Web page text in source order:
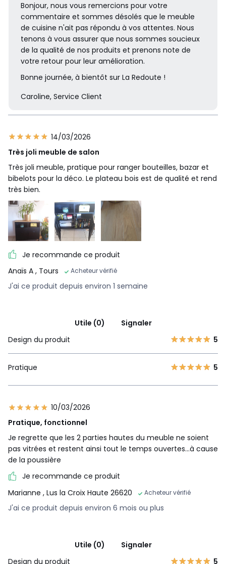
Bonjour, nous vous remercions pour votre
commentaire et sommes désolés que le meuble
de cuisine n'ait pas répondu à vos attentes. Nous
tenons à vous assurer que nous sommes soucieux
de la qualité de nos produits et prenons note de
votre retour pour leur amélioration.
Bonne journée, à bientôt sur La Redoute !
Caroline, Service Client
14/03/2026
Très joli meuble de salon
Très joli meuble, pratique pour ranger bouteilles, bazar et
bibelots pour la déco. Le plateau bois est de qualité et rend
très bien.
Je recommande ce produit
Anaïs A , Tours Acheteur vérifié
J'ai ce produit depuis environ 1 semaine
Utile (0)
Signaler
Design du produit
5
Pratique 5
10/03/2026
Pratique, fonctionnel
Je regrette que les 2 parties hautes du meuble ne soient
pas vitrées et restent ainsi tout le temps ouvertes...à cause
de la poussière
Je recommande ce produit
Marianne , Lus la Croix Haute 26620 Acheteur vérifié
J'ai ce produit depuis environ 6 mois ou plus
Utile (0)
Signaler
Design du produit
5